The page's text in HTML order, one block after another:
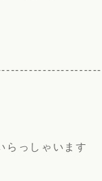
らっしゃいます